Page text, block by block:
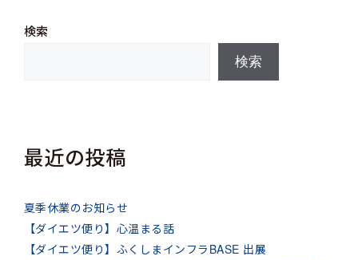
検索
検索
最近の投稿
夏季休業のお知らせ
【ダイエツ便り】心温まる話
【ダイエツ便り】ふくしまインフラBASE 出展